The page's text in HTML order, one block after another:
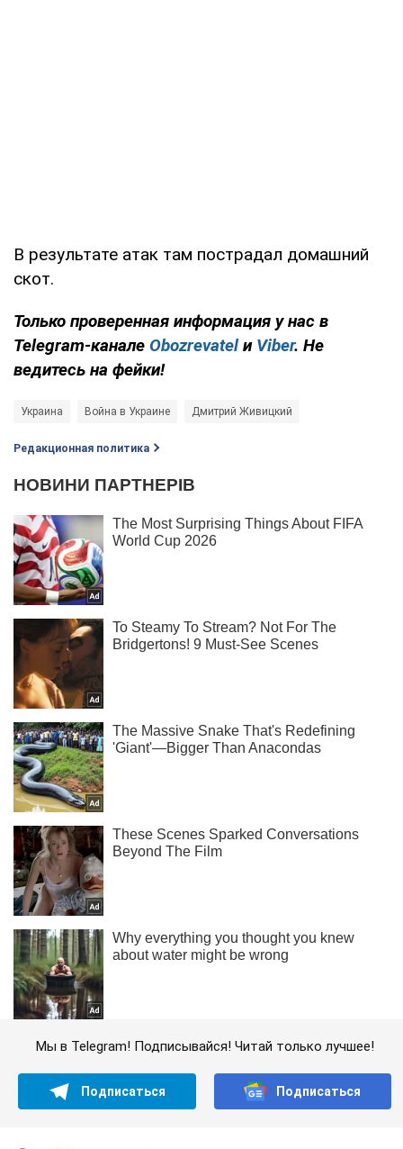
В результате атак там пострадал домашний
скот.
Только проверенная информация у нас в
Telegram-канале Obozrevatelи Viber. Не
ведитесь на фейки!
Украина Война в Украине Дмитрий Живицкий
Редакционная политика
Мы в Telegram! Подписывайся! Читай только лучшее!
Подписаться Подписаться